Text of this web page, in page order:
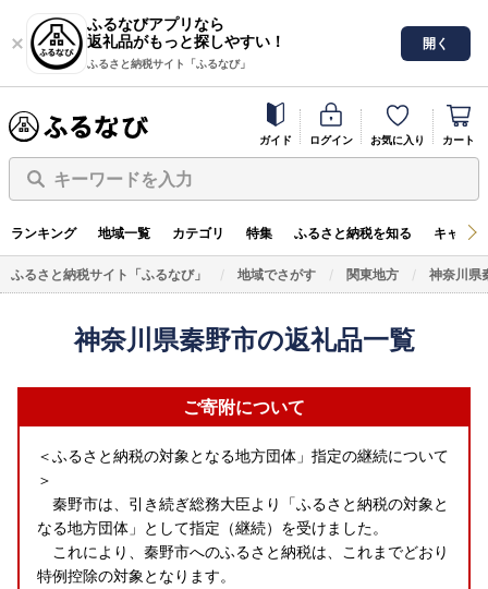
ふるなびアプリなら
返礼品がもっと探しやすい！
ふるさと納税サイト「ふるなび」
開く
ガイド ログイン お気に入り カート
キーワードを入力
ランキング 地域一覧 カテゴリ 特集 ふるさと納税を知る キャン
ふるさと納税サイト「ふるなび」 地域でさがす 関東地方 神奈川県
神奈川県秦野市の返礼品一覧
ご寄附について
＜ふるさと納税の対象となる地方団体」指定の継続について
＞
秦野市は、引き続ぎ総務大臣より「ふるさと納税の対象と
なる地方団体」として指定（継続）を受けました。
これにより、秦野市へのふるさと納税は、これまでどおり
特例控除の対象となります。